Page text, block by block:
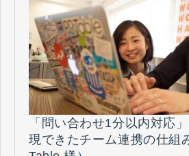
「問い合わせ1分以内対応
現できたチーム連携の仕組